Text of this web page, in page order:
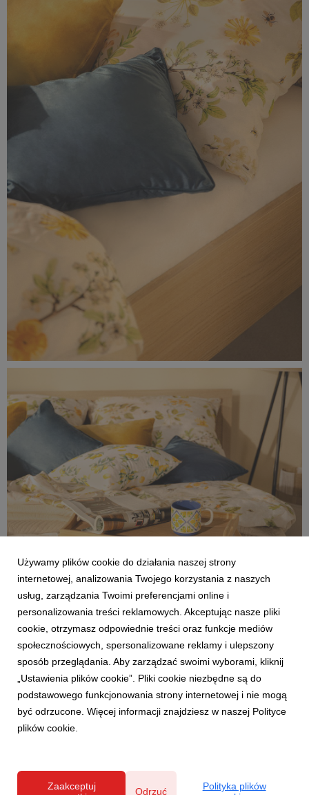
0F0A9657-rozmiar-rzeczywisty-(6).jpg
9,65 MB
0F0A9645-rozmiar-rzeczywisty-(8).jpg
9,46 MB
Polityka prywatności
Używamy plików cookie do działania naszej strony
internetowej, analizowania Twojego korzystania z naszych
usług, zarządzania Twoimi preferencjami online i
personalizowania treści reklamowych. Akceptując nasze pliki
cookie, otrzymasz odpowiednie treści oraz funkcje mediów
społecznościowych, spersonalizowane reklamy i ulepszony
sposób przeglądania. Aby zarządzać swoimi wyborami, kliknij
„Ustawienia plików cookie”. Pliki cookie niezbędne są do
podstawowego funkcjonowania strony internetowej i nie mogą
być odrzucone. Więcej informacji znajdziesz w naszej Polityce
plików cookie.
Zaakceptuj
Odrzuć
Polityka plików